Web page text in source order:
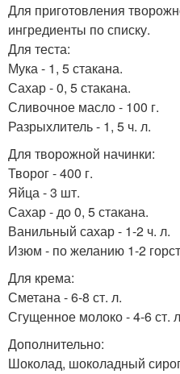
Для приготовления
ингредиенты по списку.
Для теста:
Мука - 1, 5 стакана.
Сахар - 0, 5 стакана.
Сливочное масло - 100 г.
Разрыхлитель - 1, 5 ч. л.
Для творожной начинки:
Творог - 400 г.
Яйца - 3 шт.
Сахар - до 0, 5 стакана.
Ванильный сахар - 1-2 ч. л.
Изюм - по желанию 1-2
Для крема:
Сметана - 6-8 ст. л.
Сгущенное молоко - 4-6 ст.
Дополнительно:
Шоколад, шоколадный